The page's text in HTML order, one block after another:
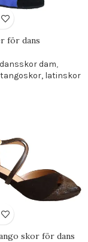
för dans
dansskor dam,
latinskor
skor för dans